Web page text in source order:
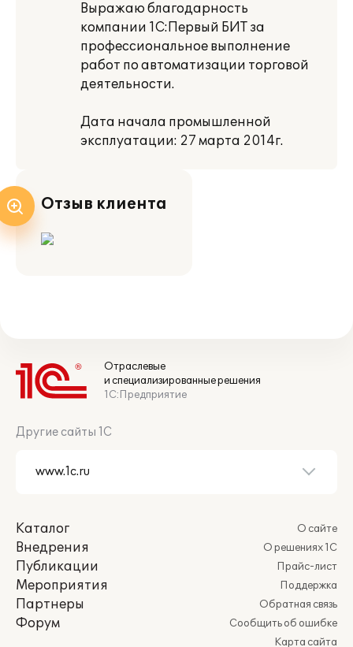
Выражаю благодарность
компании 1С:Первый БИТ за
профессиональное выполнение
работ по автоматизации торговой
деятельности.
Дата начала промышленной
эксплуатации: 27 марта 2014г.
Отзыв клиента
Отраслевые
и специализированные решения
1С:Предприятие
Другие сайты 1С
Каталог
Внедрения
Публикации
Мероприятия
Партнеры
Форум
О сайте
О решениях 1С
Прайс-лист
Поддержка
Обратная связь
Сообщить об ошибке
Карта сайта